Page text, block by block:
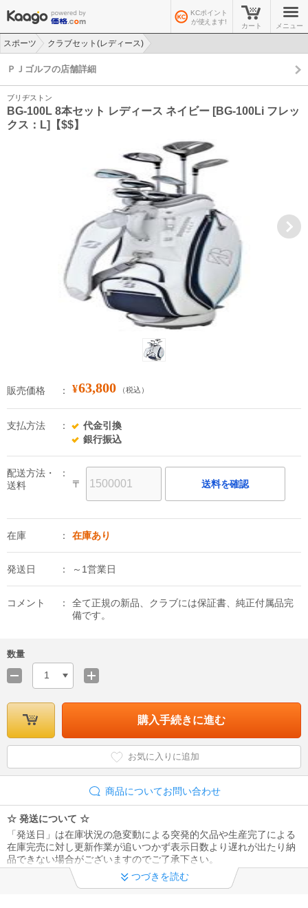
KCポイント
が使えます!
カート メニュー
スポーツ
クラブセット(レディース)
ＰＪゴルフの店舗詳細
ブリヂストン
BG-100L 8本セット レディース ネイビー [BG-100Li フレッ
クス：L]【$$】
販売価格 ¥63,800 （税込）
支払方法
代金引換
銀行振込
配送方法・
送料
〒 送料を確認
在庫 在庫あり
発送日 ～1営業日
コメント
全て正規の新品、クラブには保証書、純正付属品完
備です。
数量
1
購入手続きに進む
お気に入りに追加
商品についてお問い合わせ
☆ 発送について ☆
「発送日」は在庫状況の急変動による突発的欠品や生産完了による
在庫完売に対し更新作業が追いつかず表示日数より遅れが出たり納
品できない場合がございますのでご了承下さい。
☆ 受注生産について ☆
つづきを読む